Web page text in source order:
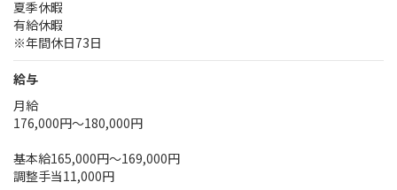
夏季休暇
有給休暇
※年間休日73日
給与
月給
176,000円～180,000円
基本給165,000円～169,000円
調整手当11,000円